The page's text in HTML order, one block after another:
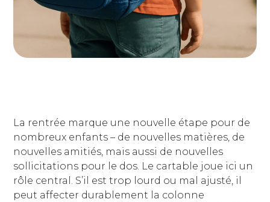
La rentrée marque une nouvelle étape pour de
nombreux enfants – de nouvelles matières, de
nouvelles amitiés, mais aussi de nouvelles
sollicitations pour le dos. Le cartable joue ici un
rôle central. S’il est trop lourd ou mal ajusté, il
peut affecter durablement la colonne